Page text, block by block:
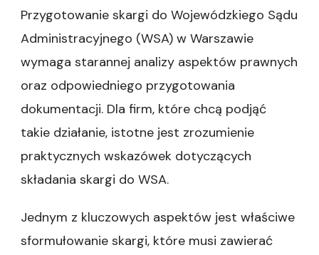
Przygotowanie skargi do Wojewódzkiego Sądu
Administracyjnego (WSA) w Warszawie
wymaga starannej analizy aspektów prawnych
oraz odpowiedniego przygotowania
dokumentacji. Dla firm, które chcą podjąć
takie działanie, istotne jest zrozumienie
praktycznych wskazówek dotyczących
składania skargi do WSA.
Jednym z kluczowych aspektów jest właściwe
sformułowanie skargi, które musi zawierać